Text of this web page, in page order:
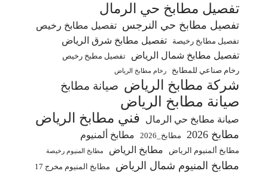
تفصيل مطابخ حي الرمال
تفصيل مطابخ حي النرجس تفصيل مطابخ رخيص
تفصيل مطابخ رخيصة
تفصيل مطابخ شرق الرياض
تفصيل مطابخ شمال الرياض
تفصيل مطبخ رخيص
رخام صناعي للمطابخ
رخام مطابخ الرياض
شركة مطابخ الرياض صيانة مطابخ
صيانة مطابخ الرياض
صيانة مطابخ حي الرمال فني مطابخ الرياض
مطابخ 2026 مطابخ_2026 مطابخ ألمنيوم
مطابخ ألمنيوم الرياض مطابخ الرياض مطابخ المنيوم رخيصة
مطابخ المنيوم شمال الرياض مطابخ المنيوم مخرج 17